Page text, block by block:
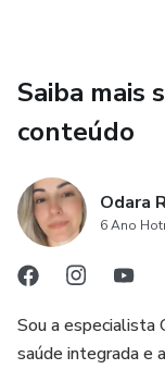
Clique em
+ Área de
Importante;
compra confirmada.
CONTEÚDO DO
DO ZEROO AO
Saiba mais
conteúdo
Odara
6 Ano
Sou a especialista
saúde integrada e